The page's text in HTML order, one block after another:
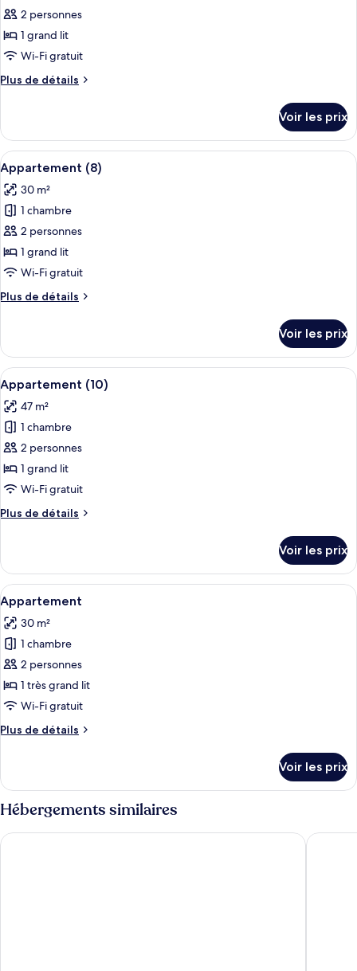
pour
ce
type
chambre :
2 personnes
1 grand lit
Wi-Fi gratuit
Plus de détails
Plus
le
type
de
chambre
Appartement
(6)
Voir les prix
Afficher
toutes
les
photos
pour
ce
type
chambre :
Une chambre d’hôtel moderne
6
Appartement (8)
30 m²
1 chambre
2 personnes
1 grand lit
Wi-Fi gratuit
Plus de détails
Plus
le
type
de
chambre
Appartement
(8)
Voir les prix
Afficher
toutes
les
photos
pour
ce
type
chambre :
Une pièce avec une télévision, une
6
Appartement (10)
47 m²
1 chambre
2 personnes
1 grand lit
Wi-Fi gratuit
Plus de détails
Plus
le
type
de
chambre
Appartement
(10)
Voir les prix
Afficher
toutes
les
photos
pour
ce
type
chambre :
Un salon moderne avec un coin
5
Appartement
30 m²
1 chambre
2 personnes
1 très grand lit
Wi-Fi gratuit
Plus de détails
Plus
le
type
de
chambre
Appartement
Voir les prix
Hébergements similaires
PLAZA INN Goslar Hotel